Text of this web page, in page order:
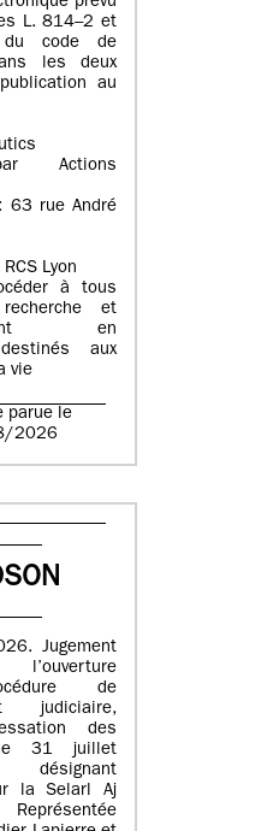
L. 814–2 et
code de
les deux
au
Actions
63 rue André
Lyon
à tous
et
en
aux
vie
parue le
2026
Jugement
l’ouverture
de
judiciaire,
des
le 31 juillet
la Selarl Aj